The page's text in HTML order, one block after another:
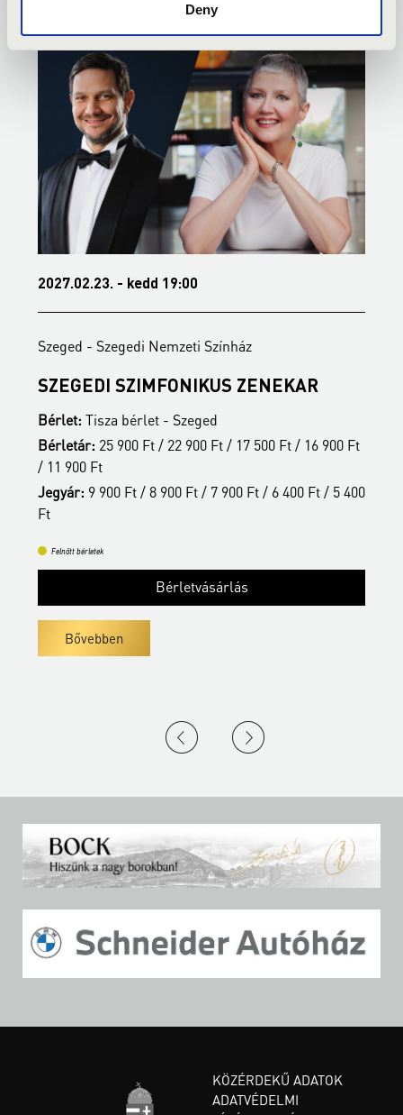
Deny
2027.02.23. - kedd 19:00
Szeged - Szegedi Nemzeti Színház
SZEGEDI SZIMFONIKUS ZENEKAR
Bérlet: Tisza bérlet - Szeged
Bérletár: 25 900 Ft / 22 900 Ft / 17 500 Ft / 16 900 Ft
/ 11 900 Ft
Jegyár: 9 900 Ft / 8 900 Ft / 7 900 Ft / 6 400 Ft / 5 400
Ft
Felnőtt bérletek
Bérletvásárlás
Bővebben
KÖZÉRDEKŰ ADATOK
ADATVÉDELMI